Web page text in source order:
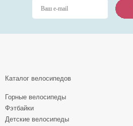
Каталог велосипедов
Горные велосипеды
Фэтбайки
Детские велосипеды